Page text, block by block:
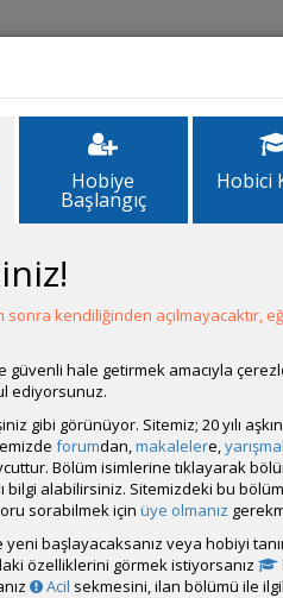
İlanlar
Hesap
Üyelik
Paylaşım
İlan Sayisı:
Üyenin
Üyenin
Üyenin
Hobiye
Başlangıç
Hobici
kendiliğinden açılmayacaktır,
güvenli hale getirmek amacıyla
ediyorsunuz.
gibi görünüyor. Sitemiz; 20 yılı
forumdan,makalelere,
Bölüm isimlerine tıklayarak
bilgi alabilirsiniz. Sitemizdeki bu
sorabilmek için üye olmanız
başlayacaksanız veya hobiyi
özelliklerini görmek istiyorsanız
Acil sekmesini, ilan bölümü ile